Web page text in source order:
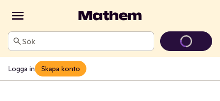
Sök
Logga in Skapa konto